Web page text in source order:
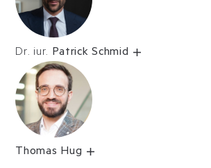
Dr. iur. Patrick Schmid
Thomas Hug